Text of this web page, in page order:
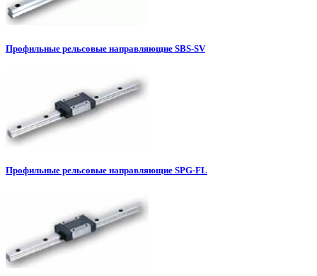
Профильные рельсовые направляющие SBS-SV
Профильные рельсовые направляющие SPG-FL